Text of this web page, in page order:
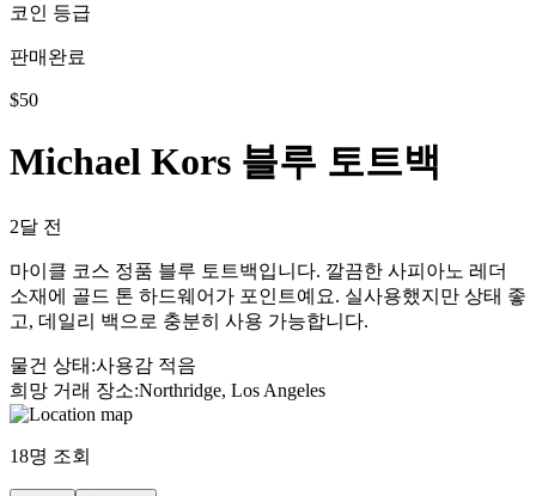
코인 등급
판매완료
$50
Michael Kors 블루 토트백
2달 전
마이클 코스 정품 블루 토트백입니다. 깔끔한 사피아노 레더
소재에 골드 톤 하드웨어가 포인트예요. 실사용했지만 상태 좋
고, 데일리 백으로 충분히 사용 가능합니다.
물건 상태 :사용감 적음
희망 거래 장소:Northridge, Los Angeles
18명 조회